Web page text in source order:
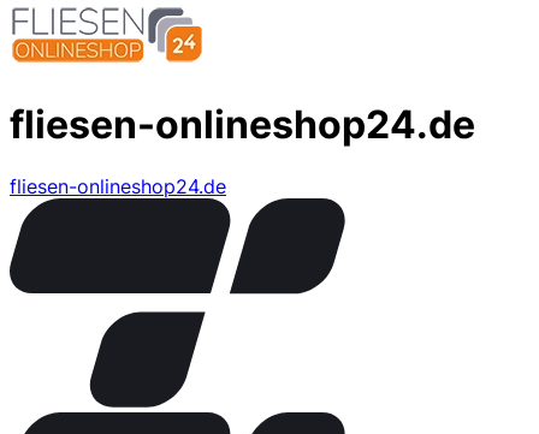
fliesen-onlineshop24.de
fliesen-onlineshop24.de